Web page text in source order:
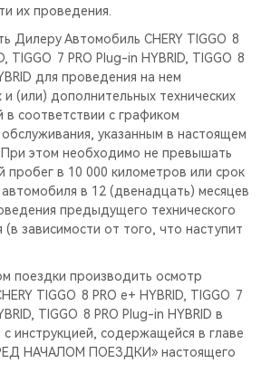
их проведения.
Дилеру Автомобиль CHERY TIGGO 8
TIGGO 7 PRO Plug-in HYBRID, TIGGO 8
для проведения на нем
и (или) дополнительных технических
в соответствии с графиком
обслуживания, указанным в настоящем
При этом необходимо не превышать
пробег в 10 000 километров или срок
автомобиля в 12 (двенадцать) месяцев
предыдущего технического
(в зависимости от того, что наступит
поездки производить осмотр
TIGGO 8 PRO е+ HYBRID, TIGGO 7
TIGGO 8 PRO Plug-in HYBRID в
с инструкцией, содержащейся в главе
НАЧАЛОМ ПОЕЗДКИ» настоящего